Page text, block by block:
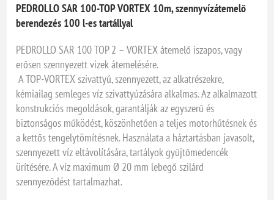
PEDROLLO SAR 100-TOP VORTEX 10m, szennyvízátemelő
berendezés 100 l-es tartállyal
PEDROLLO SAR 100 TOP 2 – VORTEX átemelő iszapos, vagy
erősen szennyezett vizek átemelésére.
A TOP-VORTEX szivattyú, szennyezett, az alkatrészekre,
kémiailag semleges víz szivattyúzására alkalmas. Az alkalmazott
konstrukciós megoldások, garantálják az egyszerű és
biztonságos működést, köszönhetően a teljes motorhűtésnek és
a kettős tengelytömítésnek. Használata a háztartásban javasolt,
szennyezett víz eltávolítására, tartályok gyűjtőmedencék
ürítésére. A víz maximum Ø 20 mm lebegő szilárd
szennyeződést tartalmazhat.